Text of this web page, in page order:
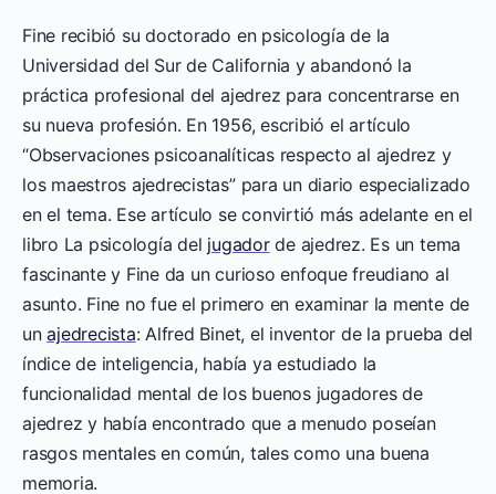
Fine recibió su doctorado en psicología de la
Universidad del Sur de California y abandonó la
práctica profesional del ajedrez para concentrarse en
su nueva profesión. En 1956, escribió el artículo
“Observaciones psicoanalíticas respecto al ajedrez y
los maestros ajedrecistas” para un diario especializado
en el tema. Ese artículo se convirtió más adelante en el
libro La psicología del jugadorde ajedrez. Es un tema
fascinante y Fine da un curioso enfoque freudiano al
asunto. Fine no fue el primero en examinar la mente de
unajedrecista: Alfred Binet, el inventor de la prueba del
índice de inteligencia, había ya estudiado la
funcionalidad mental de los buenos jugadores de
ajedrez y había encontrado que a menudo poseían
rasgos mentales en común, tales como una buena
memoria.